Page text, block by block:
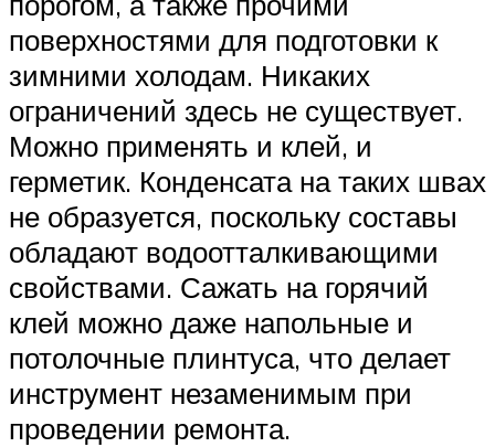
поверхностями для подготовки к
зимними холодам. Никаких
ограничений здесь не существует.
Можно применять и клей, и
герметик. Конденсата на таких швах
не образуется, поскольку составы
обладают водоотталкивающими
свойствами. Сажать на горячий
клей можно даже напольные и
потолочные плинтуса, что делает
инструмент незаменимым при
проведении ремонта.